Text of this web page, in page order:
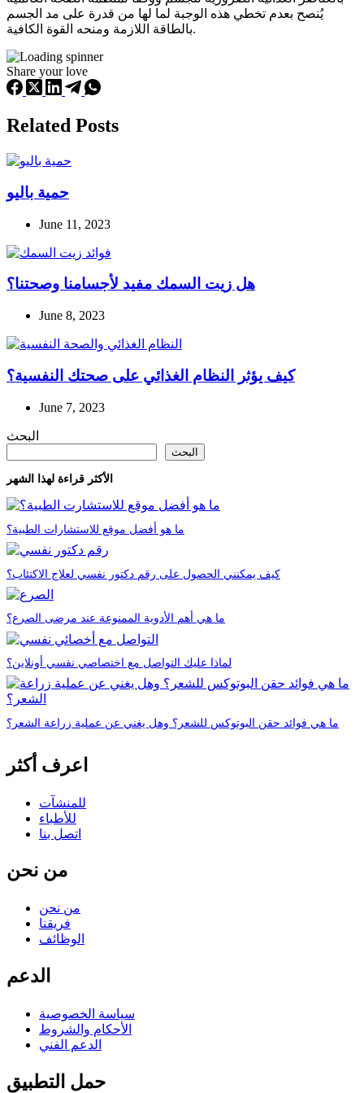
يُنصح بعدم تخطي هذه الوجبة لما لها من قدرة على مد الجسم
بالطاقة اللازمة ومنحه القوة الكافية.
Share your love
Related Posts
حمية باليو
June 11, 2023
هل زيت السمك مفيد لأجسامنا وصحتنا؟
June 8, 2023
كيف يؤثر النظام الغذائي على صحتك النفسية؟
June 7, 2023
البحث
البحث
الأكثر قراءة لهذا الشهر
ما هو أفضل موقع للاستشارات الطبية؟
كيف يمكنني الحصول على رقم دكتور نفسي لعلاج الاكتئاب؟
ما هي أهم الأدوية الممنوعة عند مرضى الصرع؟
لماذا عليك التواصل مع اختصاصي نفسي أونلاين؟
ما هي فوائد حقن البوتوكس للشعر؟ وهل يغني عن عملية زراعة الشعر؟
اعرف أكثر
للمنشآت
للأطباء
اتصل بنا
من نحن
من نحن
فريقنا
الوظائف
الدعم
سياسة الخصوصية
الأحكام والشروط
الدعم الفني
حمل التطبيق